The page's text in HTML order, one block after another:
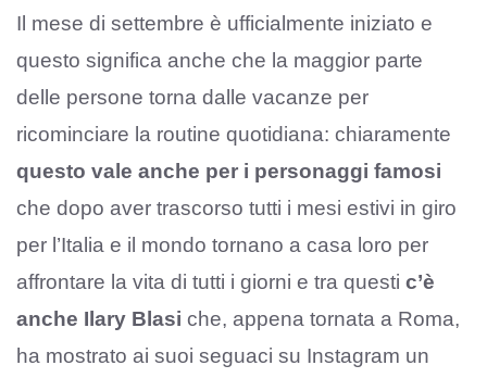
Il mese di settembre è ufficialmente iniziato e
questo significa anche che la maggior parte
delle persone torna dalle vacanze per
ricominciare la routine quotidiana: chiaramente
questo vale anche per i personaggi famosi
che dopo aver trascorso tutti i mesi estivi in giro
per l’Italia e il mondo tornano a casa loro per
affrontare la vita di tutti i giorni e tra questi c’è
anche Ilary Blasi che, appena tornata a Roma,
ha mostrato ai suoi seguaci su Instagram un